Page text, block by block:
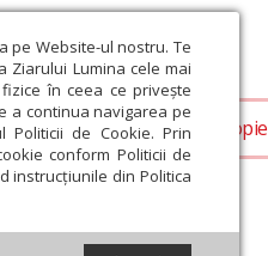
pe Website-ul nostru. Te
Ziarului Lumina cele mai
în ceea ce privește
a continua navigarea pe
de Cookie. Prin
conform Politicii de
instrucțiunile din Politica
Opinii Filantropie